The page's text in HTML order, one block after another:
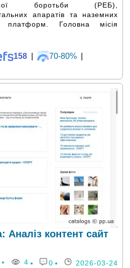
боротьби (РЕБ),
апаратів та наземних
платформ. Головна місія
158| 70-80%|
Аналіз контент сайт
4 0 2026-03-24